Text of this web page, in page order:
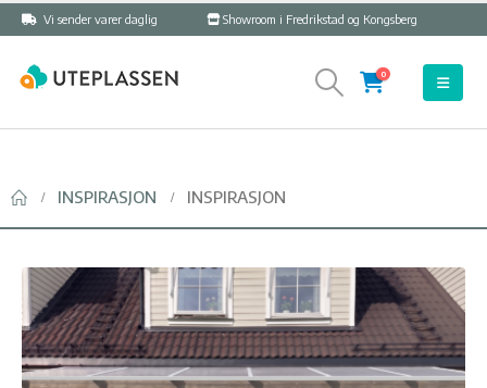
Vi sender varer daglig Showroom i Fredrikstad og Kongsberg
0
INSPIRASJON INSPIRASJON